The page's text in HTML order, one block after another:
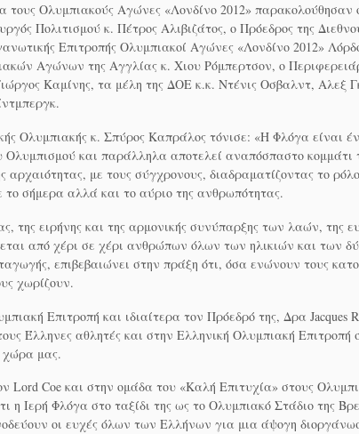
τους Ολυμπιακούς Αγώνες «Λονδίνο 2012» παρακολούθησαν
Πολιτισμού κ. Πέτρος Αλιβιζάτος, ο Πρόεδρος της
Επιτροπής Ολυμπιακοί Αγώνες «Λονδίνο 2012»
Αγώνων της Αγγλίας κ. Χιου Ρόμπερτσον, ο
Καμίνης, τα μέλη της ΔΟΕ κ.κ. Ντένις Οσβαλντ, Αλεξ
Ολυμπιακής κ. Σπύρος Καπράλος τόνισε: «Η Φλόγα είναι
και παράλληλα αποτελεί αναπόσπαστο κομμάτι
αρχαιότητας, με τους σύγχρονους, διαδραματίζοντας το
σήμερα αλλά και το αύριο της ανθρωπότητας.
της ειρήνης και της αρμονικής συνύπαρξης των λαών, της
από χέρι σε χέρι ανθρώπων όλων των ηλικιών και των
επιβεβαιώνει στην πράξη ότι, όσα ενώνουν τους
χωρίζουν.
Επιτροπή και ιδιαίτερα τον Πρόεδρό της, Δρα Jacques
Έλληνες αθλητές και στην Ελληνική Ολυμπιακή Επιτροπή
χώρα μας.
Lord Coe και στην ομάδα του «Καλή Επιτυχία» στους
η Ιερή Φλόγα στο ταξίδι της ως το Ολυμπιακό Στάδιο της
οι ευχές όλων των Ελλήνων για μια άψογη